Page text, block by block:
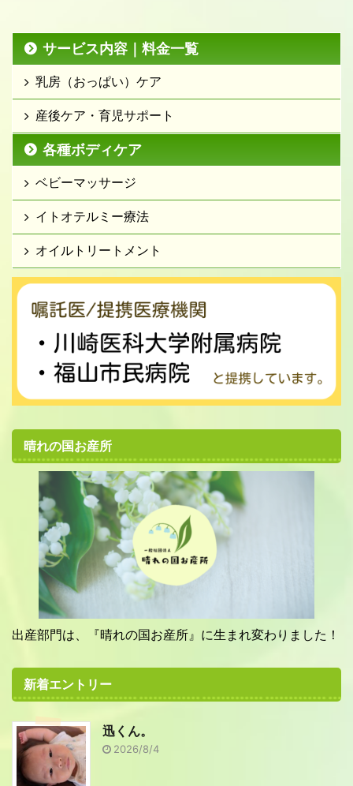
サービス内容｜料金一覧
乳房（おっぱい）ケア
産後ケア・育児サポート
各種ボディケア
ベビーマッサージ
イトオテルミー療法
オイルトリートメント
晴れの国お産所
出産部門は、『晴れの国お産所』に生まれ変わりました！
新着エントリー
迅くん。
2026/8/4